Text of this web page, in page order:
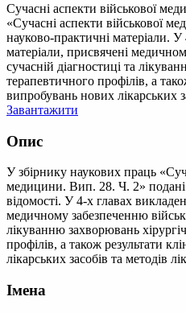
Сучасні аспекти військової
«Сучасні аспекти військової
науково-практичні матеріали.
матеріали, присвячені
сучасній діагностиці та
терапевтичного профілів, а
випробувань нових лікарських
Завантажити
Опис
У збірнику наукових праць
медицини. Вип. 28. Ч. 2» подані
відомості. У 4-х главах
медичному забезпеченню
лікуванню захворювань
профілів, а також результати
лікарських засобів та методів
Імена